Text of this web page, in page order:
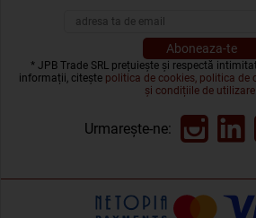
* JPB Trade SRL prețuiește și respectă
informații, citește politica de cookies, politica
și condițiile de utilizare
Urmarește-ne: